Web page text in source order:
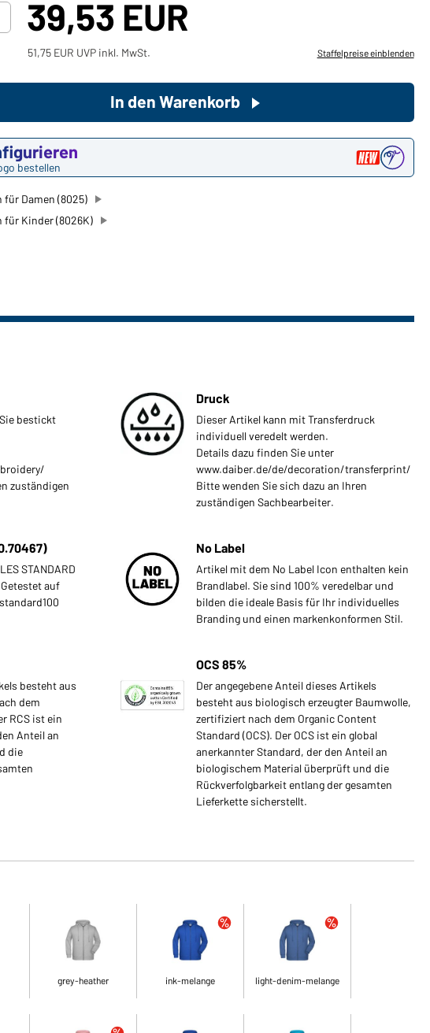
privaten Bedarf einkaufen?
Hier geht's zu unserem
Endkundenshop
39,53 EUR
51,75 EUR UVP inkl. MwSt. Staffelpreise einblenden
bestellen
In den Warenkorb
für Damen (8025)
für Kinder (8026K)
bestickt
zuständigen
Druck
Dieser Artikel kann mit Transferdruck
individuell veredelt werden.
Details dazu finden Sie unter
www.daiber.de/de/decoration/transferprint/
Bitte wenden Sie sich dazu an Ihren
zuständigen Sachbearbeiter.
STANDARD
Getestet auf
No Label
Artikel mit dem No Label Icon enthalten kein
Brandlabel. Sie sind 100% veredelbar und
bilden die ideale Basis für Ihr individuelles
Branding und einen markenkonformen Stil.
besteht aus
dem
RCS ist ein
Anteil an
die
OCS 85%
Der angegebene Anteil dieses Artikels
besteht aus biologisch erzeugter Baumwolle,
zertifiziert nach dem Organic Content
Standard (OCS). Der OCS ist ein global
anerkannter Standard, der den Anteil an
biologischem Material überprüft und die
Rückverfolgbarkeit entlang der gesamten
Lieferkette sicherstellt.
grey-heather ink-melange light-denim-melange